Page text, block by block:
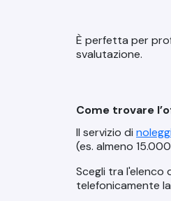
È perfetta per
svalutazione.
Come trovare
Il servizio di
(es. almeno
Scegli tra l'elenco
telefonicamente